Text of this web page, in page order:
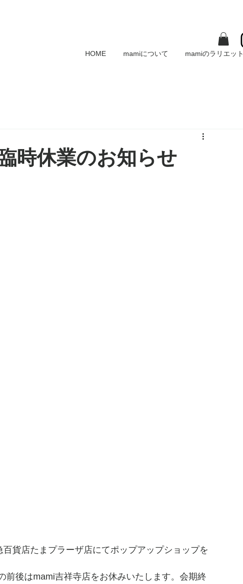
HOME mamiについて mamiのラリエット
時休業のお知らせ
貨店たまプラーザ店にてポップアップショップを
前後はmami吉祥寺店をお休みいたします。会期終